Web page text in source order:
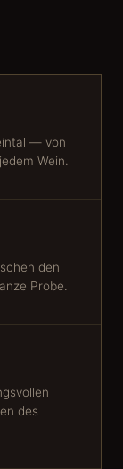
— von
Wein.
den
Probe.
des